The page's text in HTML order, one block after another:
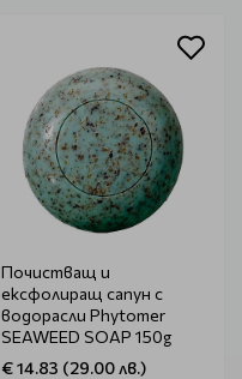
Почистващ и
ексфолиращ сапун с
водорасли Phytomer
SEAWEED SOAP 150g
€ 14.83 (29.00 лв.)